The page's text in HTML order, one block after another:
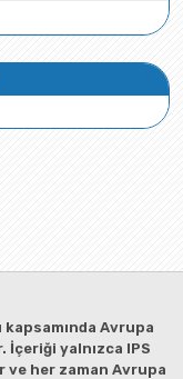
Avrupa
yalnızca IPS
her zaman Avrupa